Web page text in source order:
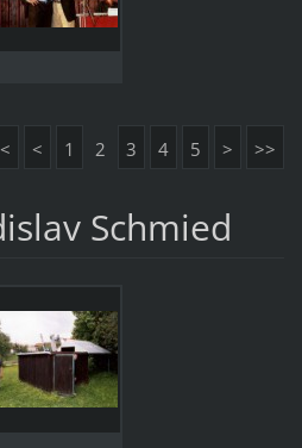
< 1 2 3 4 5 > >>
Schmied